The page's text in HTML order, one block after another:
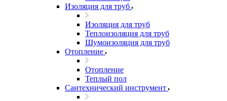
Изоляция для труб
Изоляция для труб
Теплоизоляция для труб
Шумоизоляция для труб
Отопление
Отопление
Теплый пол
Сантехнический инструмент